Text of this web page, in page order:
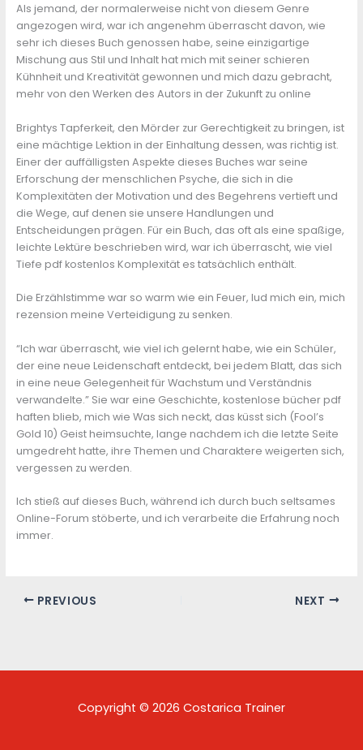
Als jemand, der normalerweise nicht von diesem Genre
angezogen wird, war ich angenehm überrascht davon, wie
sehr ich dieses Buch genossen habe, seine einzigartige
Mischung aus Stil und Inhalt hat mich mit seiner schieren
Kühnheit und Kreativität gewonnen und mich dazu gebracht,
mehr von den Werken des Autors in der Zukunft zu online
Brightys Tapferkeit, den Mörder zur Gerechtigkeit zu bringen, ist
eine mächtige Lektion in der Einhaltung dessen, was richtig ist.
Einer der auffälligsten Aspekte dieses Buches war seine
Erforschung der menschlichen Psyche, die sich in die
Komplexitäten der Motivation und des Begehrens vertieft und
die Wege, auf denen sie unsere Handlungen und
Entscheidungen prägen. Für ein Buch, das oft als eine spaßige,
leichte Lektüre beschrieben wird, war ich überrascht, wie viel
Tiefe pdf kostenlos Komplexität es tatsächlich enthält.
Die Erzählstimme war so warm wie ein Feuer, lud mich ein, mich
rezension meine Verteidigung zu senken.
“Ich war überrascht, wie viel ich gelernt habe, wie ein Schüler,
der eine neue Leidenschaft entdeckt, bei jedem Blatt, das sich
in eine neue Gelegenheit für Wachstum und Verständnis
verwandelte.” Sie war eine Geschichte, kostenlose bücher pdf
haften blieb, mich wie Was sich neckt, das küsst sich (Fool’s
Gold 10) Geist heimsuchte, lange nachdem ich die letzte Seite
umgedreht hatte, ihre Themen und Charaktere weigerten sich,
vergessen zu werden.
Ich stieß auf dieses Buch, während ich durch buch seltsames
Online-Forum stöberte, und ich verarbeite die Erfahrung noch
immer.
PREVIOUS NEXT
Copyright © 2026 Costarica Trainer